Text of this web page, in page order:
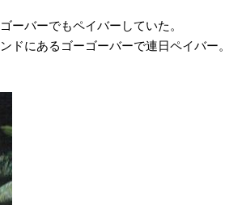
ーバーでもペイバーしていた。
ドにあるゴーゴーバーで連日ペイバー。